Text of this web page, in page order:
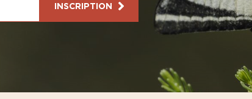
INSCRIPTION